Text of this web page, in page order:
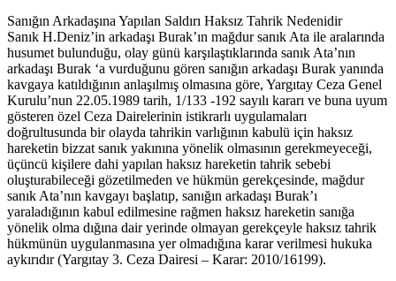
Sanığın Arkadaşına Yapılan Saldırı Haksız Tahrik Nedenidir
Sanık H.Deniz’in arkadaşı Burak’ın mağdur sanık Ata ile aralarında
husumet bulunduğu, olay günü karşılaştıklarında sanık Ata’nın
arkadaşı Burak ‘a vurduğunu gören sanığın arkadaşı Burak yanında
kavgaya katıldığının anlaşılmış olmasına göre, Yargıtay Ceza Genel
Kurulu’nun 22.05.1989 tarih, 1/133 -192 sayılı kararı ve buna uyum
gösteren özel Ceza Dairelerinin istikrarlı uygulamaları
doğrultusunda bir olayda tahrikin varlığının kabulü için haksız
hareketin bizzat sanık yakınına yönelik olmasının gerekmeyeceği,
üçüncü kişilere dahi yapılan haksız hareketin tahrik sebebi
oluşturabileceği gözetilmeden ve hükmün gerekçesinde, mağdur
sanık Ata’nın kavgayı başlatıp, sanığın arkadaşı Burak’ı
yaraladığının kabul edilmesine rağmen haksız hareketin sanığa
yönelik olma dığına dair yerinde olmayan gerekçeyle haksız tahrik
hükmünün uygulanmasına yer olmadığına karar verilmesi hukuka
aykırıdır (Yargıtay 3. Ceza Dairesi – Karar: 2010/16199).